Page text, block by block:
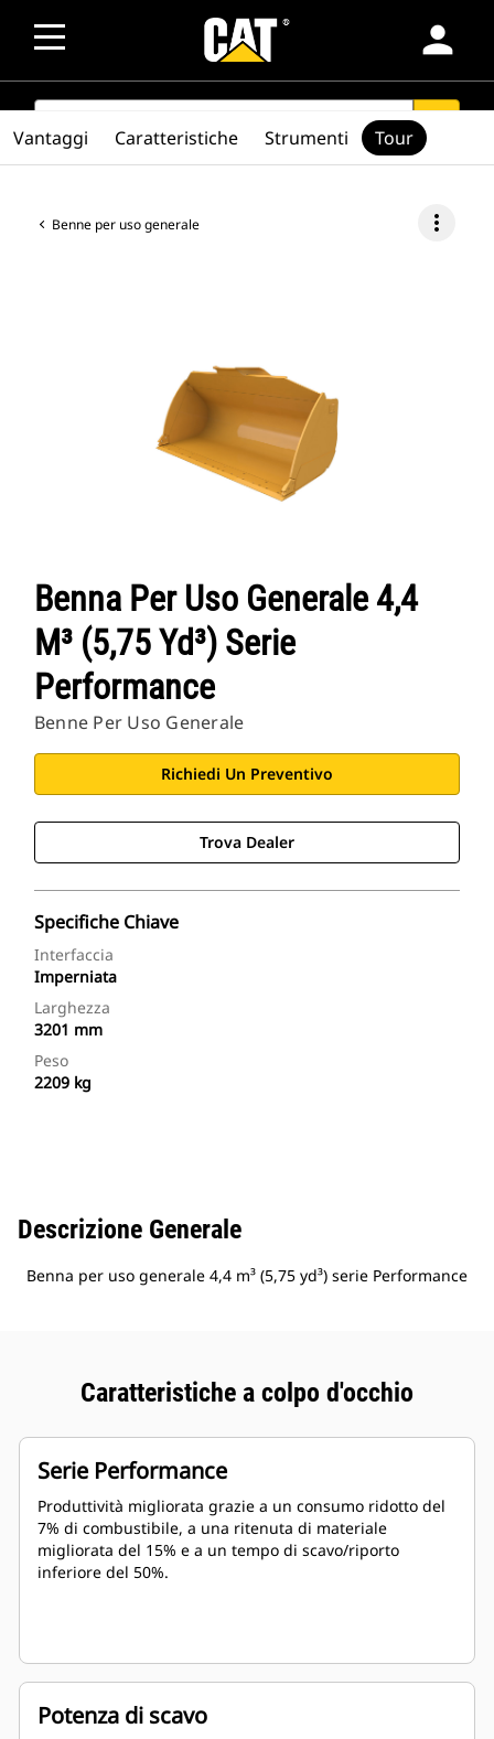
person
SEARCH search
Benne per uso generale more_vert
Benna Per Uso Generale 4,4
M³ (5,75 Yd³) Serie
Performance
Benne Per Uso Generale
Richiedi Un Preventivo
Trova Dealer
Specifiche Chiave
Interfaccia
Imperniata
Larghezza
3201 mm
Peso
2209 kg
Vantaggi Caratteristiche Strumenti Tour
Descrizione Generale
Benna per uso generale 4,4 m³ (5,75 yd³) serie Performance
Caratteristiche a colpo d'occhio
Serie Performance
Produttività migliorata grazie a un consumo ridotto del
7% di combustibile, a una ritenuta di materiale
migliorata del 15% e a un tempo di scavo/riporto
inferiore del 50%.
Potenza di scavo